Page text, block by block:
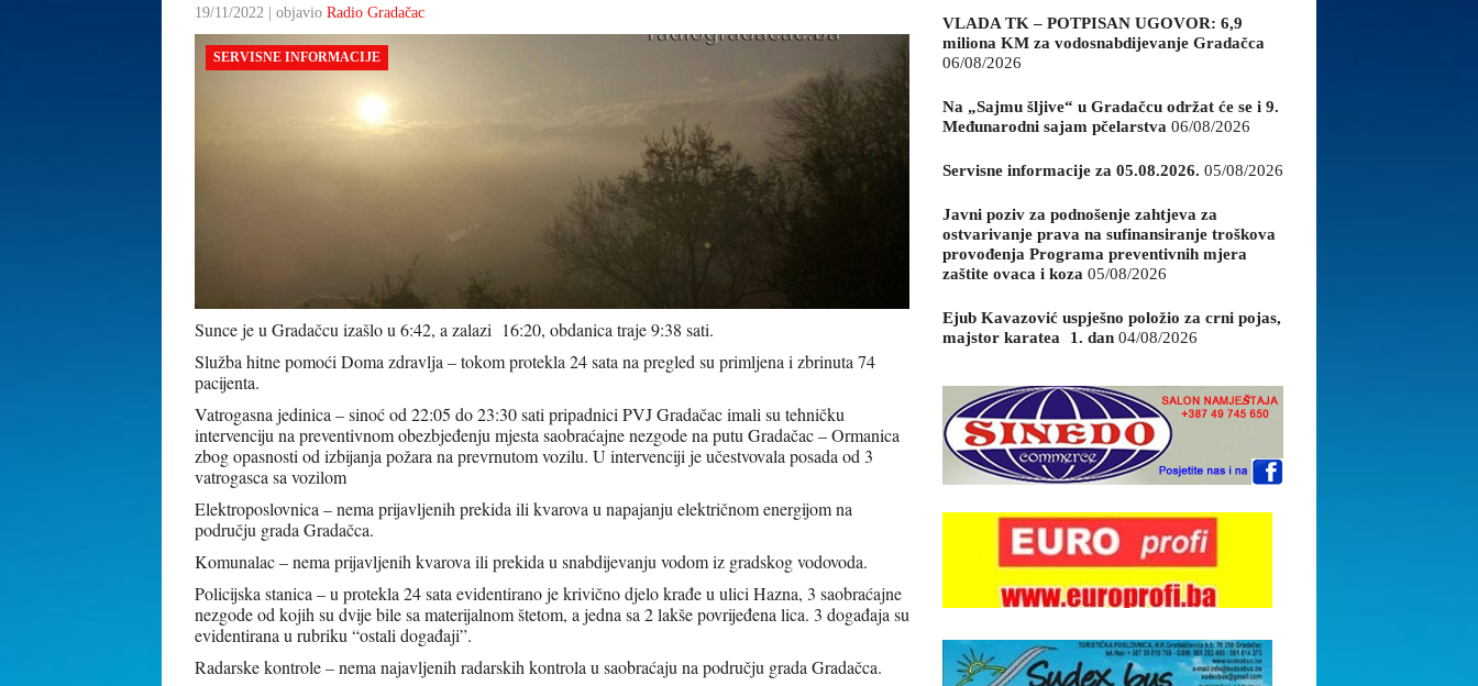
19/11/2022 | objavio Radio Gradačac
SERVISNE INFORMACIJE
Sunce je u Gradačcu izašlo u 6:42, a zalazi 16:20, obdanica traje 9:38 sati.
Služba hitne pomoći Doma zdravlja – tokom protekla 24 sata na pregled su primljena i zbrinuta 74
pacijenta.
Vatrogasna jedinica – sinoć od 22:05 do 23:30 sati pripadnici PVJ Gradačac imali su tehničku
intervenciju na preventivnom obezbjeđenju mjesta saobraćajne nezgode na putu Gradačac – Ormanica
zbog opasnosti od izbijanja požara na prevrnutom vozilu. U intervenciji je učestvovala posada od 3
vatrogasca sa vozilom
Elektroposlovnica – nema prijavljenih prekida ili kvarova u napajanju električnom energijom na
području grada Gradačca.
Komunalac – nema prijavljenih kvarova ili prekida u snabdijevanju vodom iz gradskog vodovoda.
Policijska stanica – u protekla 24 sata evidentirano je krivično djelo krađe u ulici Hazna, 3 saobraćajne
nezgode od kojih su dvije bile sa materijalnom štetom, a jedna sa 2 lakše povrijeđena lica. 3 događaja su
evidentirana u rubriku “ostali događaji”.
Radarske kontrole – nema najavljenih radarskih kontrola u saobraćaju na području grada Gradačca.
VLADA TK – POTPISAN UGOVOR: 6,9
miliona KM za vodosnabdijevanje Gradačca
06/08/2026
Na „Sajmu šljive“ u Gradačcu održat će se i 9.
Međunarodni sajam pčelarstva 06/08/2026
Servisne informacije za 05.08.2026. 05/08/2026
Javni poziv za podnošenje zahtjeva za
ostvarivanje prava na sufinansiranje troškova
provođenja Programa preventivnih mjera
zaštite ovaca i koza 05/08/2026
Ejub Kavazović uspješno položio za crni pojas,
majstor karatea 1. dan 04/08/2026